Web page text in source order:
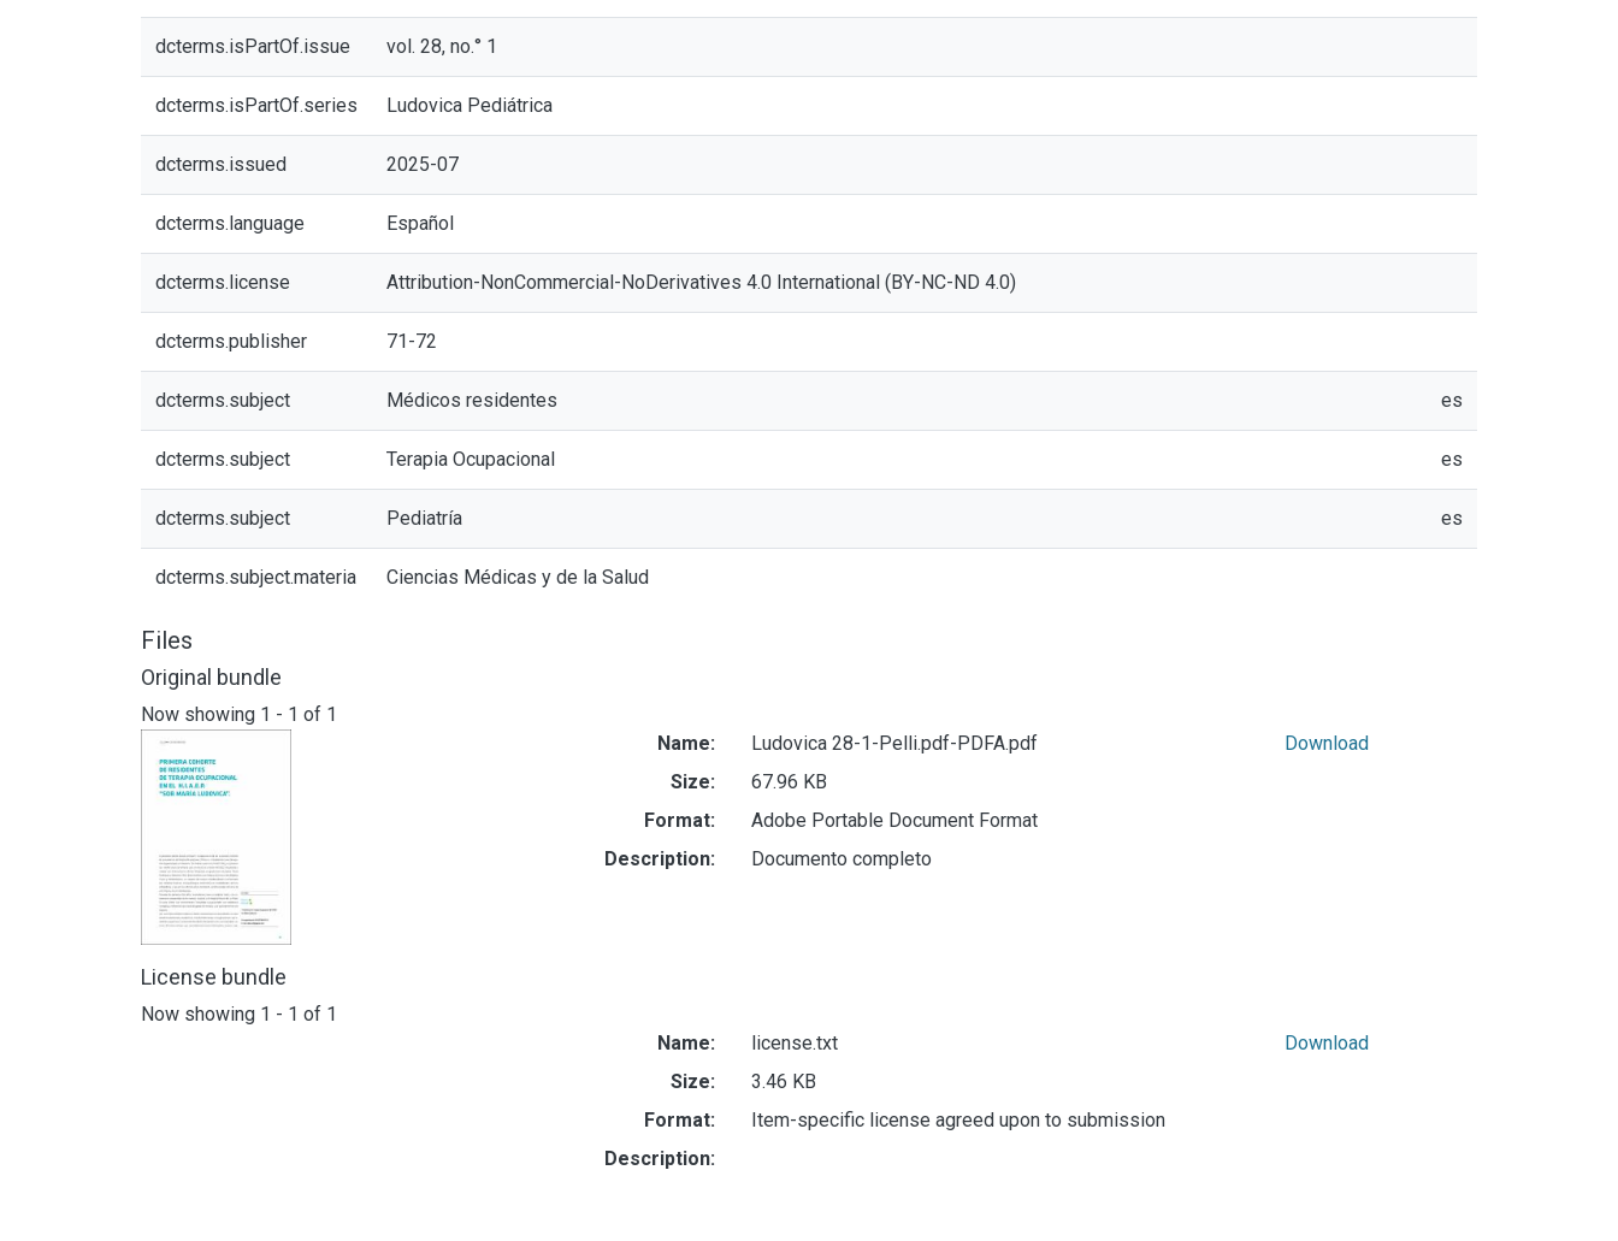
dcterms.isPartOf.issue vol. 28, no.° 1
dcterms.isPartOf.series Ludovica Pediátrica
dcterms.issued 2025-07
dcterms.language Español
dcterms.license Attribution-NonCommercial-NoDerivatives 4.0 International (BY-NC-ND 4.0)
dcterms.publisher 71-72
dcterms.subject Médicos residentes es
dcterms.subject Terapia Ocupacional es
dcterms.subject Pediatría es
dcterms.subject.materia Ciencias Médicas y de la Salud
Files
Original bundle
Now showing 1 - 1 of 1
Name:
Ludovica 28-1-Pelli.pdf-PDFA.pdf
Size:
67.96 KB
Format:
Adobe Portable Document Format
Description:
Documento completo
Download
License bundle
Now showing 1 - 1 of 1
Name:
license.txt
Size:
3.46 KB
Format:
Item-specific license agreed upon to submission
Description:
Download